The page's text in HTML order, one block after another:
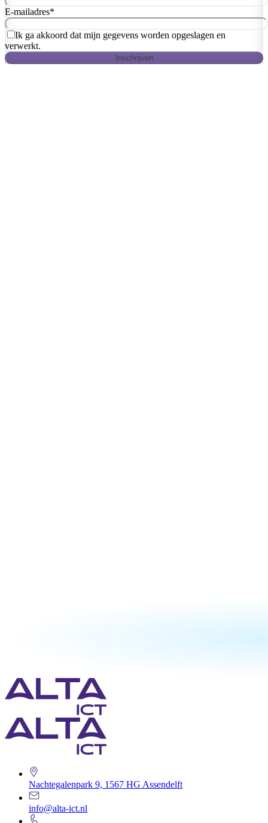
E-mailadres*
Ik ga akkoord dat mijn gegevens worden opgeslagen en
verwerkt.
Inschrijven
Nachtegalenpark 9, 1567 HG Assendelft
info@alta-ict.nl